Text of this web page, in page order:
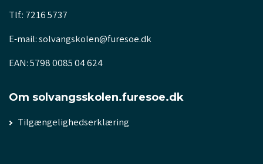
Tlf.: 7216 5737
E-mail: solvangskolen@furesoe.dk
EAN: 5798 0085 04 624
Om solvangsskolen.furesoe.dk
Tilgængelighedserklæring